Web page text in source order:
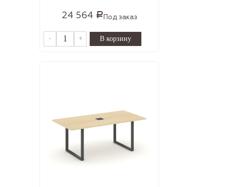
24 564 Р Под заказ
- +